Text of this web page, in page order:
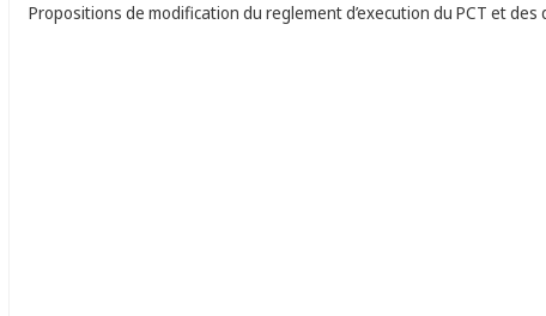
Propositions de modification du reglement d’execution du PCT et des